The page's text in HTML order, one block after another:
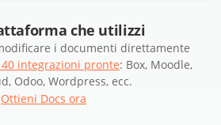
che utilizzi
i documenti direttamente
integrazioni pronte: Box, Moodle,
Odoo, Wordpress, ecc.
Ottieni Docs ora